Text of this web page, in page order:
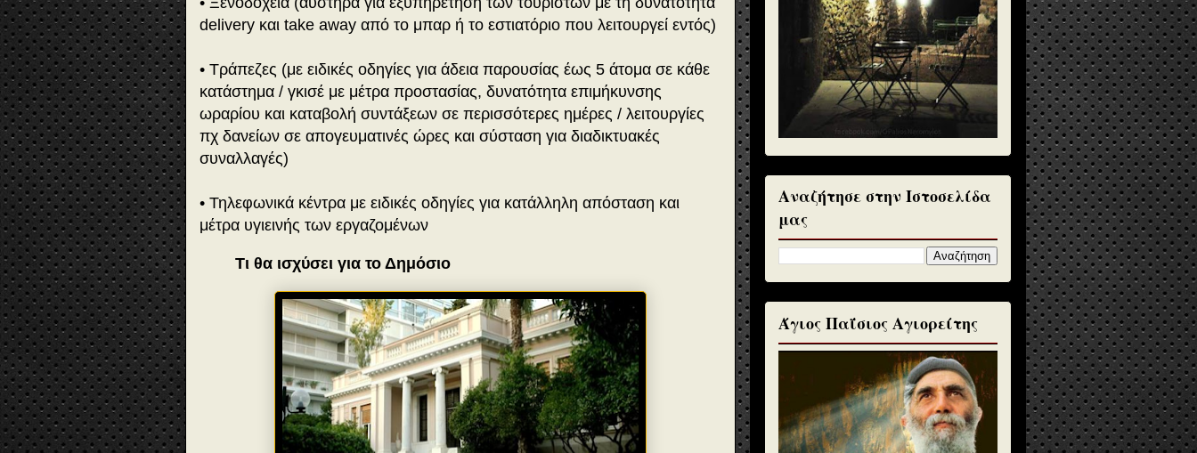
delivery και take away από το μπαρ ή το εστιατόριο που λειτουργεί εντός)
• Τράπεζες (με ειδικές οδηγίες για άδεια παρουσίας έως 5 άτομα σε κάθε
κατάστημα / γκισέ με μέτρα προστασίας, δυνατότητα επιμήκυνσης
ωραρίου και καταβολή συντάξεων σε περισσότερες ημέρες / λειτουργίες
πχ δανείων σε απογευματινές ώρες και σύσταση για διαδικτυακές
συναλλαγές)
• Τηλεφωνικά κέντρα με ειδικές οδηγίες για κατάλληλη απόσταση και
μέτρα υγιεινής των εργαζομένων
Τι θα ισχύσει για το Δημόσιο
Αναζήτησε στην Ιστοσελίδα
μας
Άγιος Παΐσιος Αγιορείτης